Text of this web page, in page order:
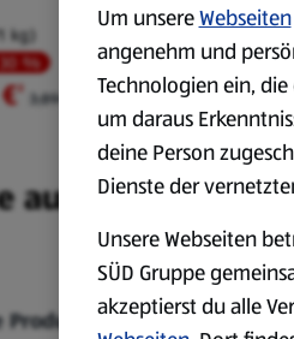
kg)
%
² 3,89 €
0,18 kg
(4,51 €/1 kg)
Spare 38 %
0,79 €²
aus unserem
Produkte
Um unsereWebseiten
angenehm und
Technologien ein,
um daraus
deine Person
Dienste der
Unsere Webseiten
SÜD Gruppe
akzeptierst du alle